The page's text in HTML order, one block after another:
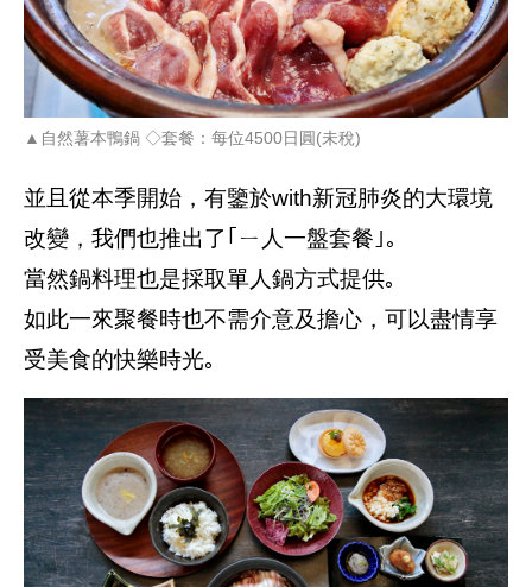
▲自然薯本鴨鍋 ◇套餐：每位4500日圓(未稅)
並且從本季開始，有鑒於with新冠肺炎的大環境
改變，我們也推出了｢ㄧ人一盤套餐｣｡
當然鍋料理也是採取單人鍋方式提供｡
如此一來聚餐時也不需介意及擔心，可以盡情享
受美食的快樂時光｡